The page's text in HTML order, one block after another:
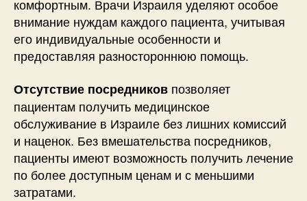
комфортным. Врачи Израиля уделяют особое
внимание нуждам каждого пациента, учитывая
его индивидуальные особенности и
предоставляя разностороннюю помощь.
Отсутствие посредников позволяет
пациентам получить медицинское
обслуживание в Израиле без лишних комиссий
и наценок. Без вмешательства посредников,
пациенты имеют возможность получить лечение
по более доступным ценам и с меньшими
затратами.